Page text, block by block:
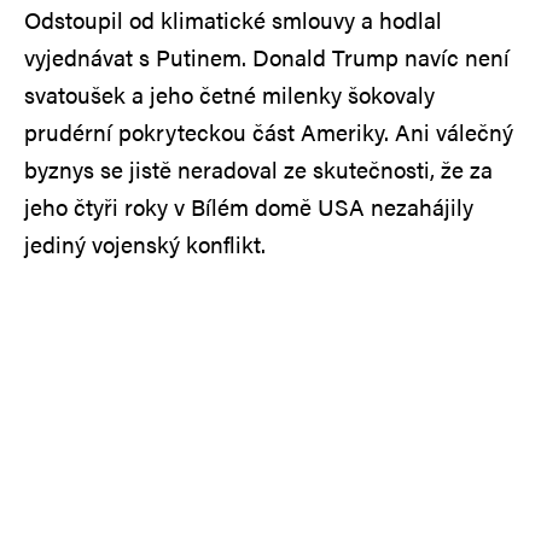
Odstoupil od klimatické smlouvy a hodlal
vyjednávat s Putinem. Donald Trump navíc není
svatoušek a jeho četné milenky šokovaly
prudérní pokryteckou část Ameriky. Ani válečný
byznys se jistě neradoval ze skutečnosti, že za
jeho čtyři roky v Bílém domě USA nezahájily
jediný vojenský konflikt.